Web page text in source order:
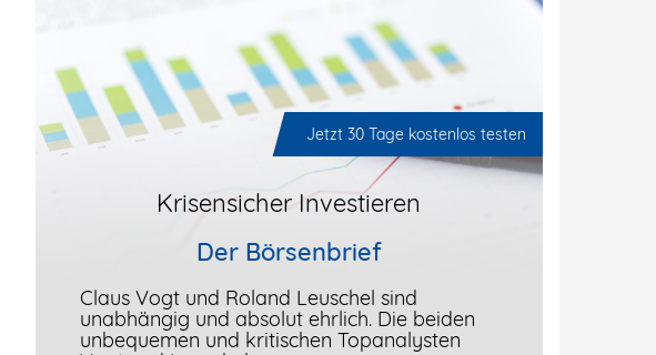
Jetzt 30 Tage kostenlos testen
Krisensicher Investieren
Der Börsenbrief
Claus Vogt und Roland Leuschel sind
unabhängig und absolut ehrlich. Die beiden
unbequemen und kritischen Topanalysten